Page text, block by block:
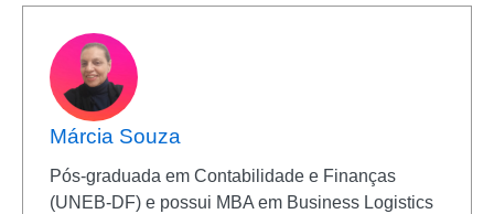
Márcia Souza
Pós-graduada em Contabilidade e Finanças
(UNEB-DF) e possui MBA em Business Logistics